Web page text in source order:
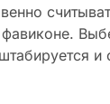
и